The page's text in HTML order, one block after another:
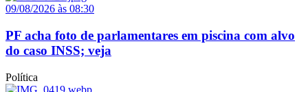
09/08/2026 às 08:30
PF acha foto de parlamentares em piscina com alvo
do caso INSS; veja
Política